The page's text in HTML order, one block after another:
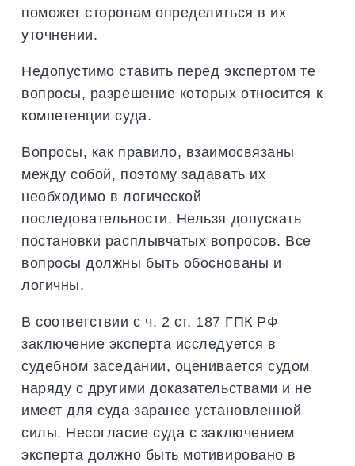
поможет сторонам определиться в их
уточнении.
Недопустимо ставить перед экспертом те
вопросы, разрешение которых относится к
компетенции суда.
Вопросы, как правило, взаимосвязаны
между собой, поэтому задавать их
необходимо в логической
последовательности. Нельзя допускать
постановки расплывчатых вопросов. Все
вопросы должны быть обоснованы и
логичны.
В соответствии с ч. 2 ст. 187 ГПК РФ
заключение эксперта исследуется в
судебном заседании, оценивается судом
наряду с другими доказательствами и не
имеет для суда заранее установленной
силы. Несогласие суда с заключением
эксперта должно быть мотивировано в